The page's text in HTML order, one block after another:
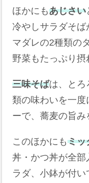
ほかにもあじさい
冷やしサラダそ
マダレの2種類の
野菜もたっぷり摂
三味そばは、とろ
類の味わいを一
ーで、蕎麦の旨み
このほかにもミッ
丼・かつ丼が全
ラダ、小鉢が付い